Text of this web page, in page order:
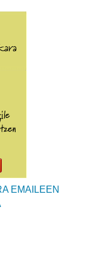
EMAILEEN